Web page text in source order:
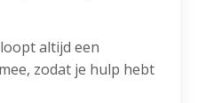
altijd een
zodat je hulp hebt